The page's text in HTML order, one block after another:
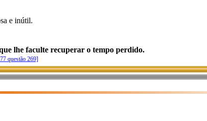
e inútil.
lhe faculte recuperar o tempo perdido.
questão 269]